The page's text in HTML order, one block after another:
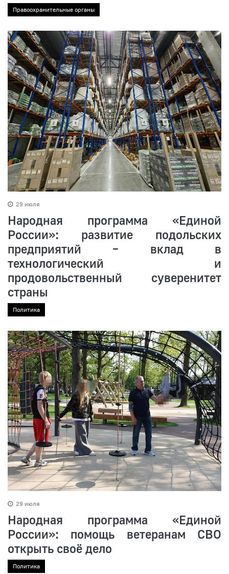
Правоохранительные органы
29 июля
Народная программа «Единой
России»: развитие подольских
предприятий – вклад в
технологический и
продовольственный суверенитет
страны
Политика
29 июля
Народная программа «Единой
России»: помощь ветеранам СВО
открыть своё дело
Политика